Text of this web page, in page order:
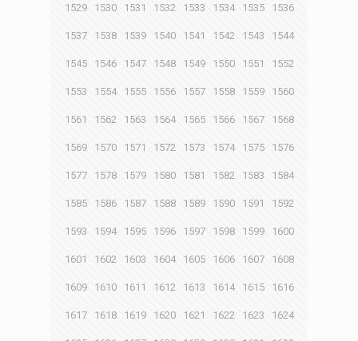
1529 1530 1531 1532 1533 1534 1535 1536
1537 1538 1539 1540 1541 1542 1543 1544
1545 1546 1547 1548 1549 1550 1551 1552
1553 1554 1555 1556 1557 1558 1559 1560
1561 1562 1563 1564 1565 1566 1567 1568
1569 1570 1571 1572 1573 1574 1575 1576
1577 1578 1579 1580 1581 1582 1583 1584
1585 1586 1587 1588 1589 1590 1591 1592
1593 1594 1595 1596 1597 1598 1599 1600
1601 1602 1603 1604 1605 1606 1607 1608
1609 1610 1611 1612 1613 1614 1615 1616
1617 1618 1619 1620 1621 1622 1623 1624